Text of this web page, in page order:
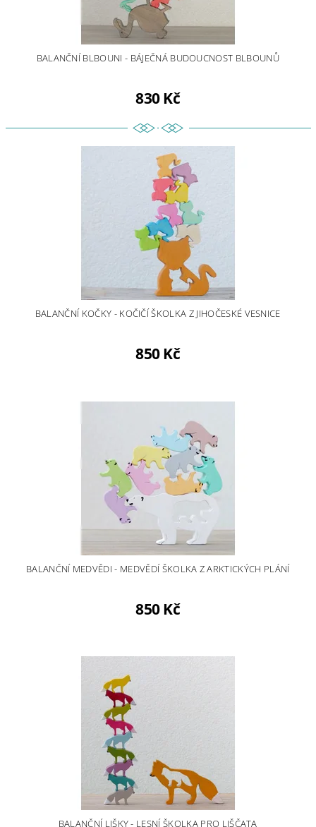
BALANČNÍ BLBOUNI - BÁJEČNÁ BUDOUCNOST BLBOUNŮ
830 Kč
BALANČNÍ KOČKY - KOČIČÍ ŠKOLKA Z JIHOČESKÉ VESNICE
850 Kč
BALANČNÍ MEDVĚDI - MEDVĚDÍ ŠKOLKA Z ARKTICKÝCH PLÁNÍ
850 Kč
BALANČNÍ LIŠKY - LESNÍ ŠKOLKA PRO LIŠČATA